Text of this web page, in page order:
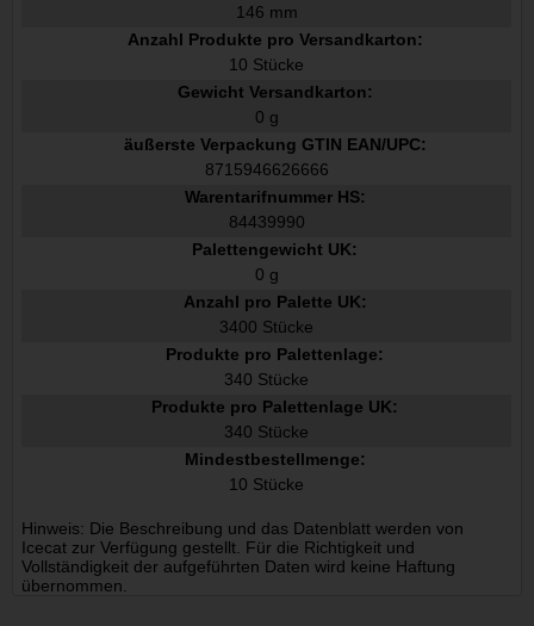
146 mm
Anzahl Produkte pro Versandkarton:
10 Stücke
Gewicht Versandkarton:
0 g
äußerste Verpackung GTIN EAN/UPC:
8715946626666
Warentarifnummer HS:
84439990
Palettengewicht UK:
0 g
Anzahl pro Palette UK:
3400 Stücke
Produkte pro Palettenlage:
340 Stücke
Produkte pro Palettenlage UK:
340 Stücke
Mindestbestellmenge:
10 Stücke
Hinweis: Die Beschreibung und das Datenblatt werden von
Icecat zur Verfügung gestellt. Für die Richtigkeit und
Vollständigkeit der aufgeführten Daten wird keine Haftung
übernommen.